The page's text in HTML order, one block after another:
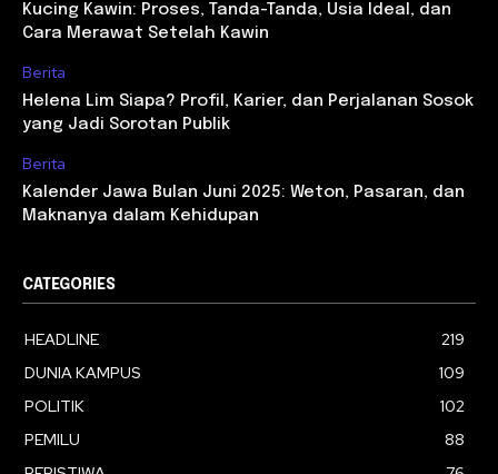
Kucing Kawin: Proses, Tanda-Tanda, Usia Ideal, dan
Cara Merawat Setelah Kawin
Berita
Helena Lim Siapa? Profil, Karier, dan Perjalanan Sosok
yang Jadi Sorotan Publik
Berita
Kalender Jawa Bulan Juni 2025: Weton, Pasaran, dan
Maknanya dalam Kehidupan
CATEGORIES
HEADLINE
219
DUNIA KAMPUS
109
POLITIK
102
PEMILU
88